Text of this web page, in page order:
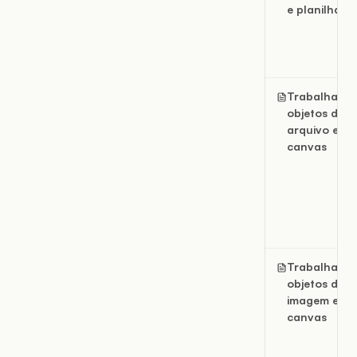
e planilhas
Trabalhar
objetos de
arquivo em
canvas
Trabalhar
objetos de
imagem em
canvas